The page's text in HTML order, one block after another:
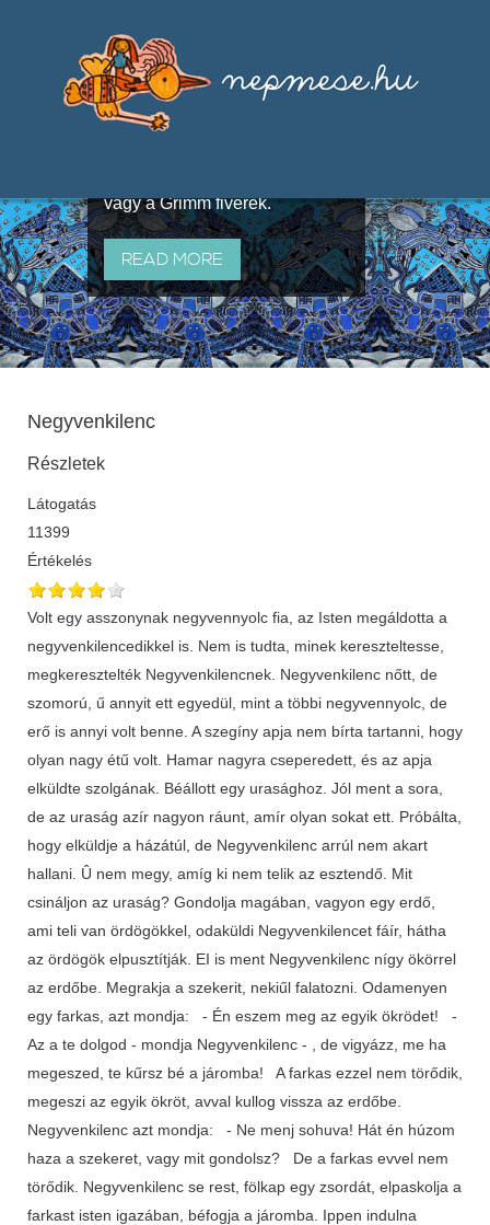
útján terjedő elbeszélésekből,
melyeket olyan ismert gyűjtők
állítottak össze, mint Benedek
vagy a Grimm fivérek.
READ MORE
Negyvenkilenc
Részletek
Látogatás
11399
Értékelés
Volt egy asszonynak negyvennyolc fia, az Isten megáldotta a
negyvenkilencedikkel is. Nem is tudta, minek kereszteltesse,
megkeresztelték Negyvenkilencnek. Negyvenkilenc nőtt, de
szomorú, ű annyit ett egyedül, mint a többi negyvennyolc, de
erő is annyi volt benne. A szegíny apja nem bírta tartanni, hogy
olyan nagy étű volt. Hamar nagyra cseperedett, és az apja
elküldte szolgának. Béállott egy urasághoz. Jól ment a sora,
de az uraság azír nagyon ráunt, amír olyan sokat ett. Próbálta,
hogy elküldje a házátúl, de Negyvenkilenc arrúl nem akart
hallani. Û nem megy, amíg ki nem telik az esztendő. Mit
csináljon az uraság? Gondolja magában, vagyon egy erdő,
ami teli van ördögökkel, odaküldi Negyvenkilencet fáír, hátha
az ördögök elpusztítják. EI is ment Negyvenkilenc nígy ökörrel
az erdőbe. Megrakja a szekerit, nekiűl falatozni. Odamenyen
egy farkas, azt mondja: - Én eszem meg az egyik ökrödet! -
Az a te dolgod - mondja Negyvenkilenc - , de vigyázz, me ha
megeszed, te kűrsz bé a járomba! A farkas ezzel nem törődik,
megeszi az egyik ökröt, avval kullog vissza az erdőbe.
Negyvenkilenc azt mondja: - Ne menj sohuva! Hát én húzom
haza a szekeret, vagy mit gondolsz? De a farkas evvel nem
törődik. Negyvenkilenc se rest, fölkap egy zsordát, elpaskolja a
farkast isten igazában, béfogja a járomba. Ippen indulna